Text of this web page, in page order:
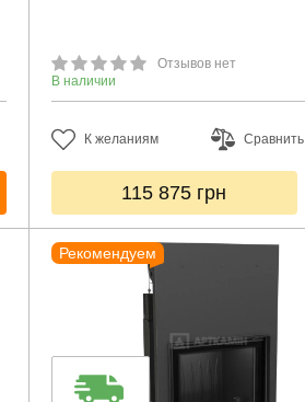
Отзывов нет
В наличии
К желаниям Сравнить
115 875 грн
Рекомендуем